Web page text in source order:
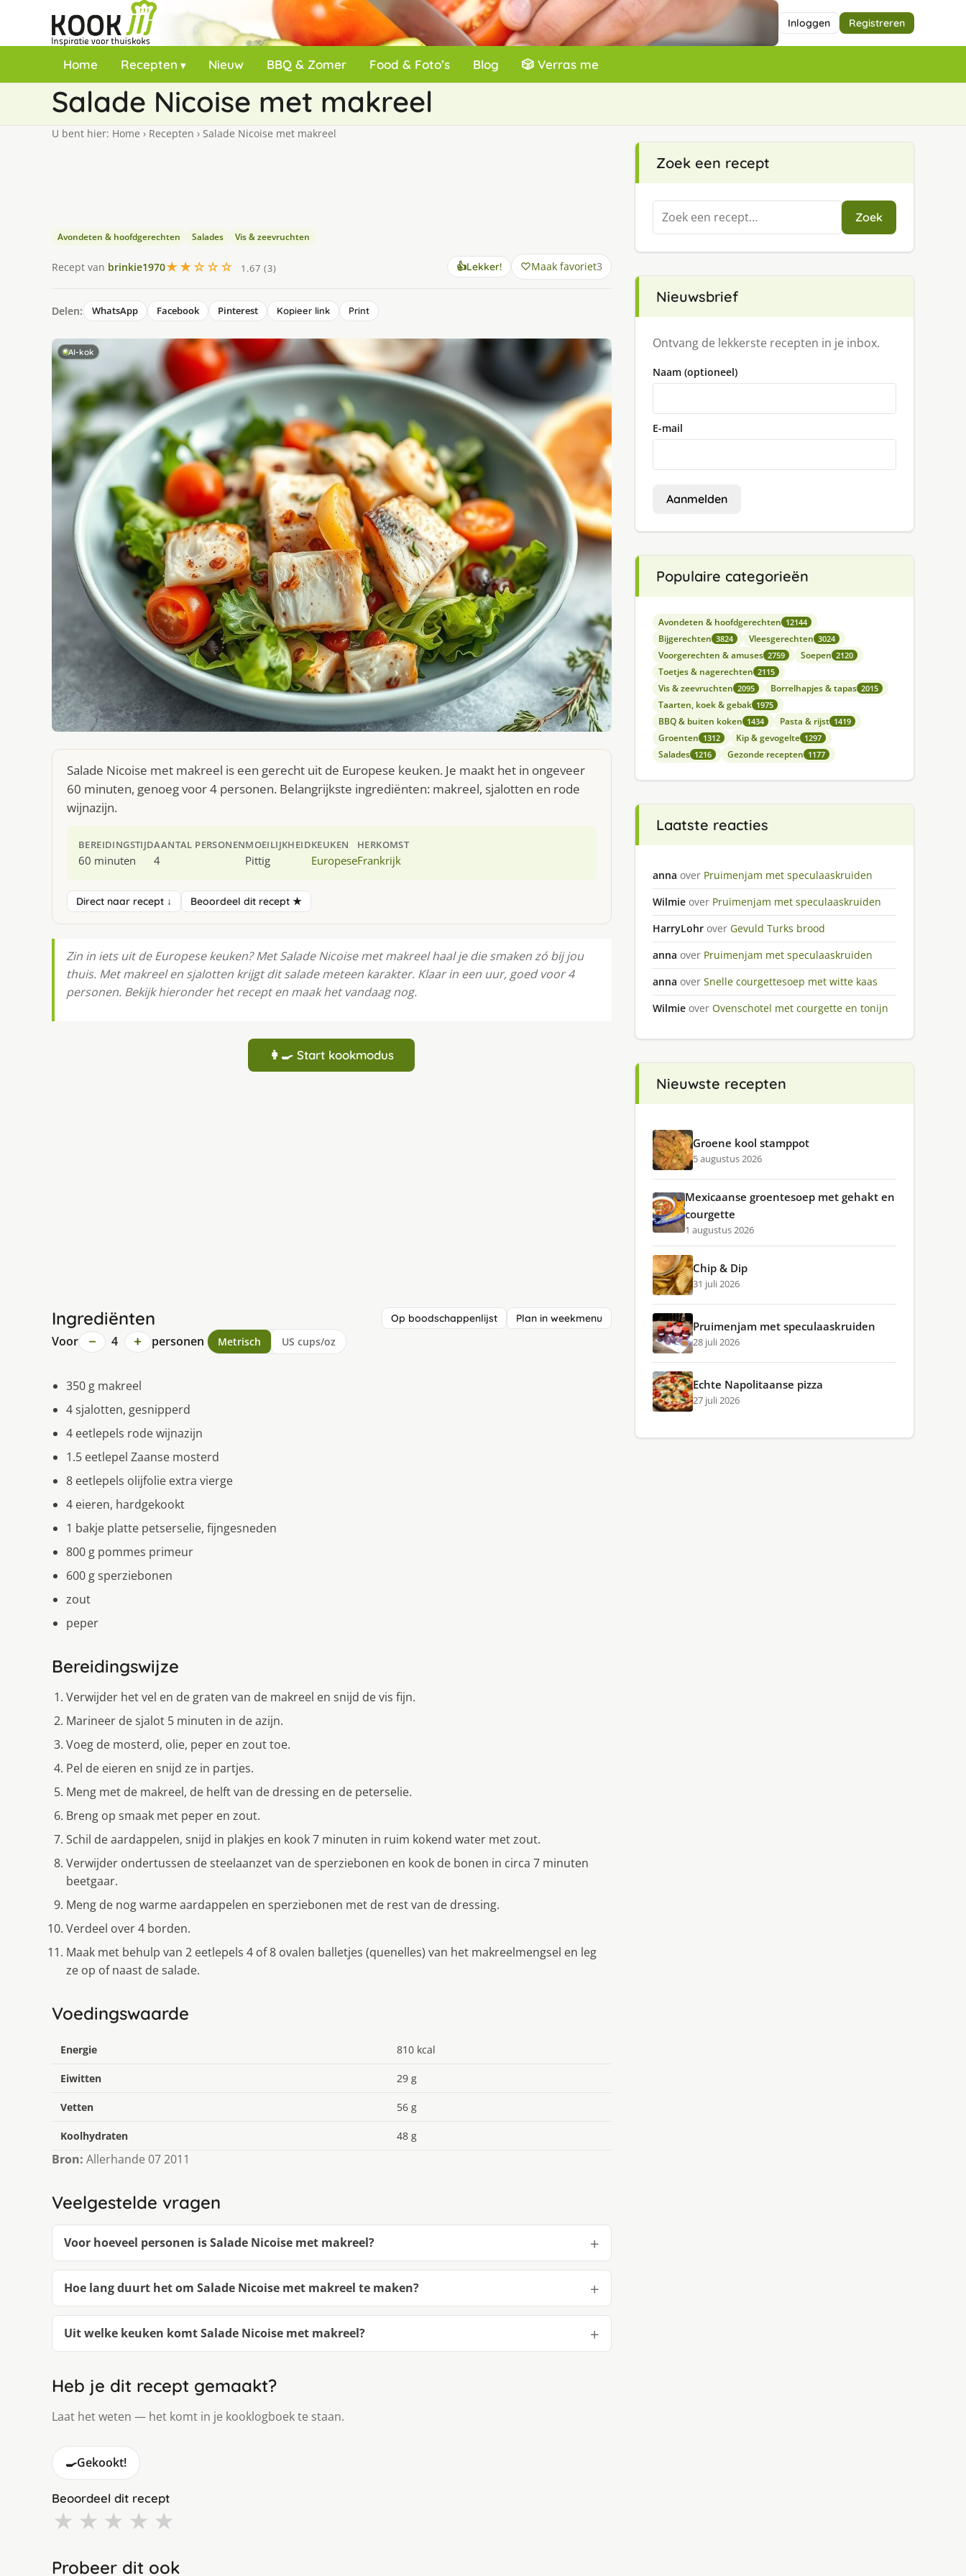
Inloggen Registreren
Home Recepten Nieuw BBQ & Zomer Food & Foto’s Blog 🎲 Verras me
Salade Nicoise met makreel
U bent hier: Home › Recepten › Salade Nicoise met makreel
Avondeten & hoofdgerechten Salades Vis & zeevruchten
Recept van brinkie1970★★☆☆☆ 1.67 (3) 👍Lekker! Maak favoriet3
Delen: WhatsApp Facebook Pinterest Kopieer link Print
AI-kok
Salade Nicoise met makreel is een gerecht uit de Europese keuken. Je maakt het in ongeveer
60 minuten, genoeg voor 4 personen. Belangrijkste ingrediënten: makreel, sjalotten en rode
wijnazijn.
BEREIDINGSTIJD
60 minuten
AANTAL PERSONEN
4
MOEILIJKHEID
Pittig
KEUKEN
Europese
HERKOMST
Frankrijk
Direct naar recept ↓ Beoordeel dit recept ★
Zin in iets uit de Europese keuken? Met Salade Nicoise met makreel haal je die smaken zó bij jou
thuis. Met makreel en sjalotten krijgt dit salade meteen karakter. Klaar in een uur, goed voor 4
personen. Bekijk hieronder het recept en maak het vandaag nog.
👩‍🍳 Start kookmodus
Ingrediënten Op boodschappenlijst Plan in weekmenu
Voor − 4 + personen Metrisch US cups/oz
350 g makreel
4 sjalotten, gesnipperd
4 eetlepels rode wijnazijn
1.5 eetlepel Zaanse mosterd
8 eetlepels olijfolie extra vierge
4 eieren, hardgekookt
1 bakje platte petserselie, fijngesneden
800 g pommes primeur
600 g sperziebonen
zout
peper
Bereidingswijze
Verwijder het vel en de graten van de makreel en snijd de vis fijn.
Marineer de sjalot 5 minuten in de azijn.
Voeg de mosterd, olie, peper en zout toe.
Pel de eieren en snijd ze in partjes.
Meng met de makreel, de helft van de dressing en de peterselie.
Breng op smaak met peper en zout.
Schil de aardappelen, snijd in plakjes en kook 7 minuten in ruim kokend water met zout.
Verwijder ondertussen de steelaanzet van de sperziebonen en kook de bonen in circa 7 minuten
beetgaar.
Meng de nog warme aardappelen en sperziebonen met de rest van de dressing.
Verdeel over 4 borden.
Maak met behulp van 2 eetlepels 4 of 8 ovalen balletjes (quenelles) van het makreelmengsel en leg
ze op of naast de salade.
Voedingswaarde
Energie 810 kcal
Eiwitten 29 g
Vetten 56 g
Koolhydraten 48 g
Bron: Allerhande 07 2011
Veelgestelde vragen
Voor hoeveel personen is Salade Nicoise met makreel?
Hoe lang duurt het om Salade Nicoise met makreel te maken?
Uit welke keuken komt Salade Nicoise met makreel?
Heb je dit recept gemaakt?
Laat het weten — het komt in je kooklogboek te staan.
🍳Gekookt!
Beoordeel dit recept
★ ★ ★ ★ ★
Probeer dit ook
Zoek een recept
Zoeken
naar:
Zoek
Nieuwsbrief
Ontvang de lekkerste recepten in je inbox.
Naam (optioneel)
E-mail
Aanmelden
Populaire categorieën
Avondeten & hoofdgerechten 12144
Bijgerechten 3824 Vleesgerechten 3024
Voorgerechten & amuses 2759 Soepen 2120
Toetjes & nagerechten 2115
Vis & zeevruchten 2095 Borrelhapjes & tapas 2015
Taarten, koek & gebak 1975
BBQ & buiten koken 1434 Pasta & rijst 1419
Groenten 1312 Kip & gevogelte 1297
Salades 1216 Gezonde recepten 1177
Laatste reacties
anna over Pruimenjam met speculaaskruiden
Wilmie over Pruimenjam met speculaaskruiden
HarryLohr over Gevuld Turks brood
anna over Pruimenjam met speculaaskruiden
anna over Snelle courgettesoep met witte kaas
Wilmie over Ovenschotel met courgette en tonijn
Nieuwste recepten
Groene kool stamppot
5 augustus 2026
Mexicaanse groentesoep met gehakt en
courgette
1 augustus 2026
Chip & Dip
31 juli 2026
Pruimenjam met speculaaskruiden
28 juli 2026
Echte Napolitaanse pizza
27 juli 2026